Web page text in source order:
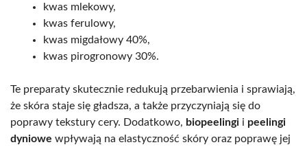
kwas mlekowy,
kwas ferulowy,
kwas migdałowy 40%,
kwas pirogronowy 30%.
Te preparaty skutecznie redukują przebarwienia i sprawiają,
że skóra staje się gładsza, a także przyczyniają się do
poprawy tekstury cery. Dodatkowo, biopeelingi i peelingi
dyniowe wpływają na elastyczność skóry oraz poprawę jej